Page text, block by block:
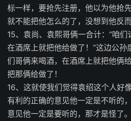
标一样，要抢先注册，他以为他抢
就不能把他怎么的了，没想到他反而
15、袁尚、袁熙哥俩一合计：“咱们
在酒席上就把他给做了！”这边公孙
们哥俩来喝酒，在酒席上就把他俩
把那俩给做了！
16、这就使我们觉得袁绍这个人好
有利的正确的意见他一定是不听的
意见他一定是要听的，那才是怪了。